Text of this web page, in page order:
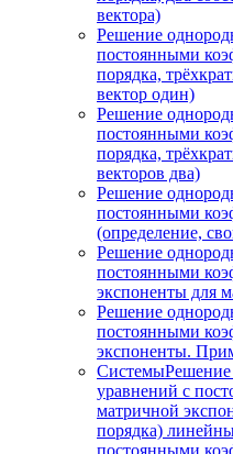
вектора)
Решение
постоянными
порядка,
вектор один)
Решение
постоянными
порядка,
векторов два)
Решение
постоянными
(определение,
Решение
постоянными
экспоненты для
Решение
постоянными
экспоненты.
СистемыРешение
уравнений с
матричной
порядка)
постоянными